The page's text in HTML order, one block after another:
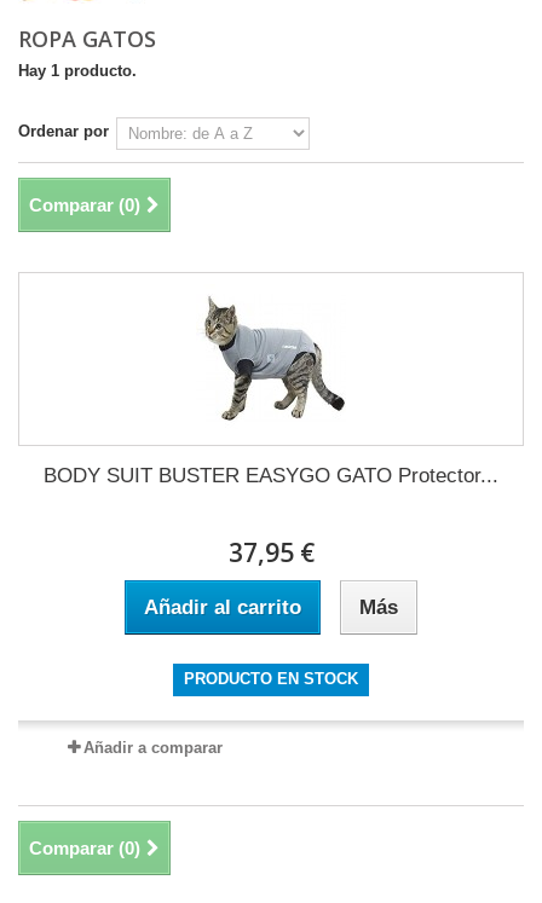
ROPA GATOS
Hay 1 producto.
Ordenar por
Comparar (0)
BODY SUIT BUSTER EASYGO GATO Protector...
37,95 €
Añadir al carrito Más
PRODUCTO EN STOCK
Añadir a comparar
Comparar (0)